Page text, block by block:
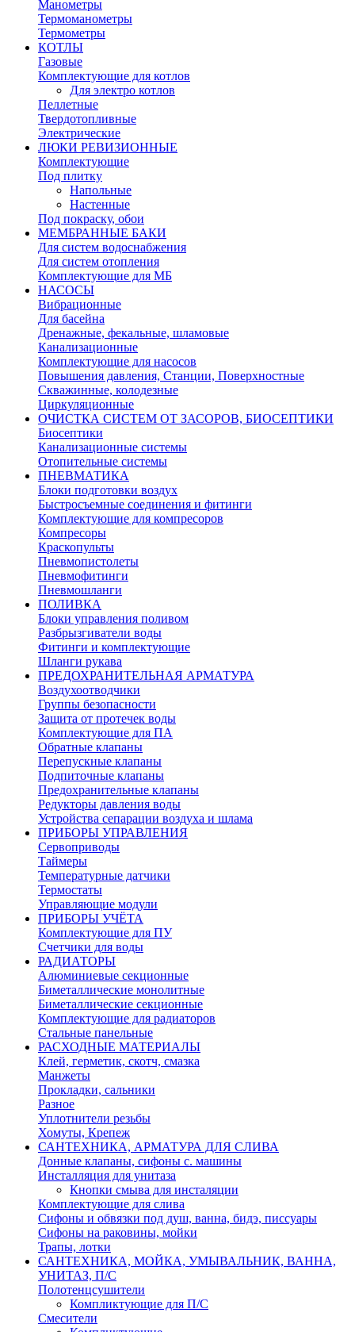
Манометры
Термоманометры
Термометры
КОТЛЫ
Газовые
Комплектующие для котлов
Для электро котлов
Пеллетные
Твердотопливные
Электрические
ЛЮКИ РЕВИЗИОННЫЕ
Комплектующие
Под плитку
Напольные
Настенные
Под покраску, обои
МЕМБРАННЫЕ БАКИ
Для систем водоснабжения
Для систем отопления
Комплектующие для МБ
НАСОСЫ
Вибрационные
Для басейна
Дренажные, фекальные, шламовые
Канализационные
Комплектующие для насосов
Повышения давления, Станции, Поверхностные
Скважинные, колодезные
Циркуляционные
ОЧИСТКА СИСТЕМ ОТ ЗАСОРОВ, БИОСЕПТИКИ
Биосептики
Канализационные системы
Отопительные системы
ПНЕВМАТИКА
Блоки подготовки воздух
Быстросъемные соединения и фитинги
Комплектующие для компресоров
Компресоры
Краскопульты
Пневмопистолеты
Пневмофитинги
Пневмошланги
ПОЛИВКА
Блоки управления поливом
Разбрызгиватели воды
Фитинги и комплектующие
Шланги рукава
ПРЕДОХРАНИТЕЛЬНАЯ АРМАТУРА
Воздухоотводчики
Группы безопасности
Защита от протечек воды
Комплектующие для ПА
Обратные клапаны
Перепускные клапаны
Подпиточные клапаны
Предохранительные клапаны
Редукторы давления воды
Устройства сепарации воздуха и шлама
ПРИБОРЫ УПРАВЛЕНИЯ
Сервоприводы
Таймеры
Температурные датчики
Термостаты
Управляющие модули
ПРИБОРЫ УЧЁТА
Комплектующие для ПУ
Счетчики для воды
РАДИАТОРЫ
Алюминиевые секционные
Биметаллические монолитные
Биметаллические секционные
Комплектующие для радиаторов
Стальные панельные
РАСХОДНЫЕ МАТЕРИАЛЫ
Клей, герметик, скотч, смазка
Манжеты
Прокладки, сальники
Разное
Уплотнители резьбы
Хомуты, Крепеж
САНТЕХНИКА, АРМАТУРА ДЛЯ СЛИВА
Донные клапаны, сифоны с. машины
Инсталляция для унитаза
Кнопки смыва для инсталяции
Комплектующие для слива
Сифоны и обвязки под душ, ванна, бидэ, писсуары
Сифоны на раковины, мойки
Трапы, лотки
САНТЕХНИКА, МОЙКА, УМЫВАЛЬНИК, ВАННА,
УНИТАЗ, П/С
Полотенцсушители
Компликтующие для П/С
Смесители